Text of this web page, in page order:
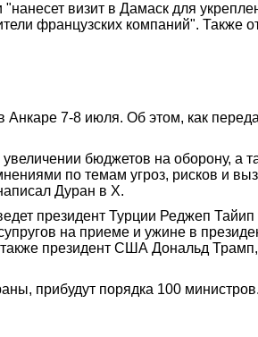
визит в Дамаск для
французских компаний". Также
7-8 июля. Об этом, как
бюджетов на оборону, а
по темам угроз, рисков и
Дуран в Х.
президент Турции Реджеп
на приеме и ужине в
президент США Дональд Трамп,
прибудут порядка 100